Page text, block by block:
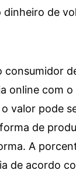
dinheiro de
consumidor
online com
valor pode
de
A
de acordo